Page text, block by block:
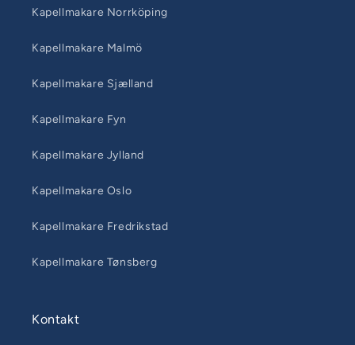
Kapellmakare Norrköping
Kapellmakare Malmö
Kapellmakare Sjælland
Kapellmakare Fyn
Kapellmakare Jylland
Kapellmakare Oslo
Kapellmakare Fredrikstad
Kapellmakare Tønsberg
Kontakt